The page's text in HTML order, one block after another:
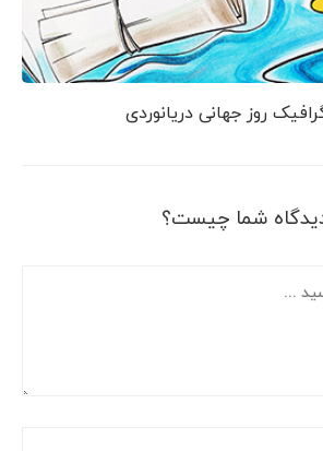
روز جهانی دریانوردی
شما چیست؟